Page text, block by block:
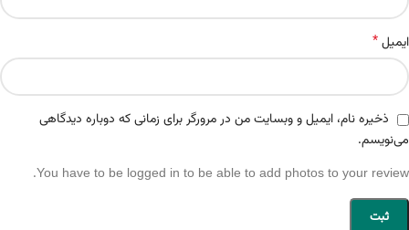
ایمیل*
ذخیره نام، ایمیل و وبسایت من در مرورگر برای زمانی که دوباره دیدگاهی
می‌نویسم.
You have to be logged in to be able to add photos to your review.